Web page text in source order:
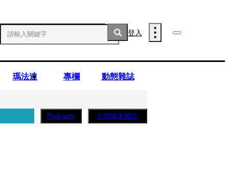
登入
瑪法達 專欄 動態雜誌
Podcasts 訂閱紙本雜誌